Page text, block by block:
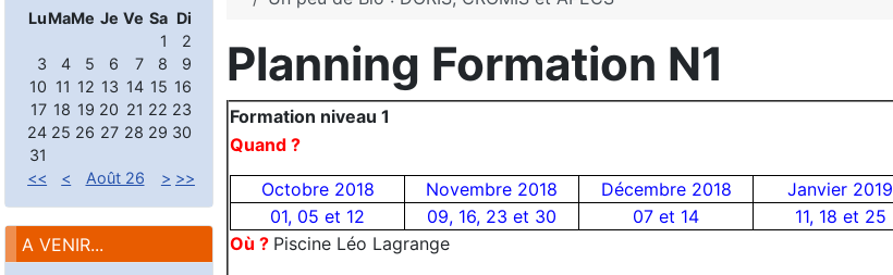
LuMaMe Je Ve Sa Di
1
2
3
4 5 6 7 8
9
10 11 12 13 14 15 16
17 18 19 20 21 22 23
24 25 26 27 28 29 30
31
<<
< Août 26 > >>
A VENIR...
Planning Formation N1
Formation niveau 1
Quand ?
Octobre 2018 Novembre 2018 Décembre 2018
Janvier 2019
01, 05 et 12
09, 16, 23 et 30 07 et 14
11, 18 et 25
Où ? Piscine Léo Lagrange